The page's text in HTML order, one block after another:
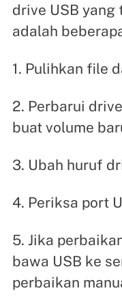
drive USB
adalah
1. Pulihkan file
2. Perbarui
buat volume
3. Ubah huruf
4. Periksa port
5. Jika
bawa USB ke
perbaikan